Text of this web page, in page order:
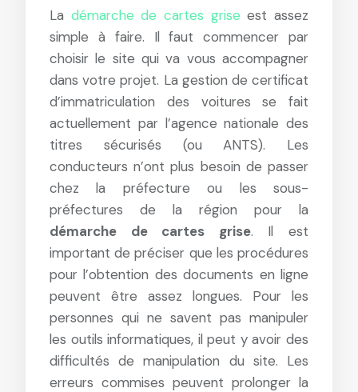
La démarche de cartes grise est assez
simple à faire. Il faut commencer par
choisir le site qui va vous accompagner
dans votre projet. La gestion de certificat
d’immatriculation des voitures se fait
actuellement par l’agence nationale des
titres sécurisés (ou ANTS). Les
conducteurs n’ont plus besoin de passer
chez la préfecture ou les sous-
préfectures de la région pour la
démarche de cartes grise. Il est
important de préciser que les procédures
pour l’obtention des documents en ligne
peuvent être assez longues. Pour les
personnes qui ne savent pas manipuler
les outils informatiques, il peut y avoir des
difficultés de manipulation du site. Les
erreurs commises peuvent prolonger la